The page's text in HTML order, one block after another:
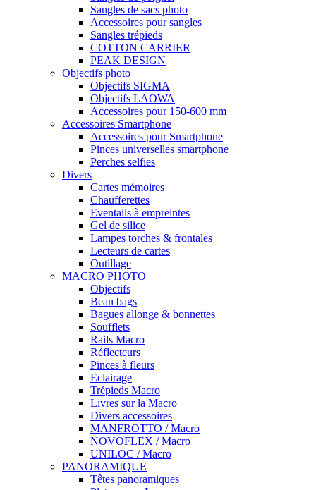
Sangles de sacs photo
Accessoires pour sangles
Sangles trépieds
COTTON CARRIER
PEAK DESIGN
Objectifs photo
Objectifs SIGMA
Objectifs LAOWA
Accessoires pour 150-600 mm
Accessoires Smartphone
Accessoires pour Smartphone
Pinces universelles smartphone
Perches selfies
Divers
Cartes mémoires
Chaufferettes
Eventails à empreintes
Gel de silice
Lampes torches & frontales
Lecteurs de cartes
Outillage
MACRO PHOTO
Objectifs
Bean bags
Bagues allonge & bonnettes
Soufflets
Rails Macro
Réflecteurs
Pinces à fleurs
Eclairage
Trépieds Macro
Livres sur la Macro
Divers accessoires
MANFROTTO / Macro
NOVOFLEX / Macro
UNILOC / Macro
PANORAMIQUE
Têtes panoramiques